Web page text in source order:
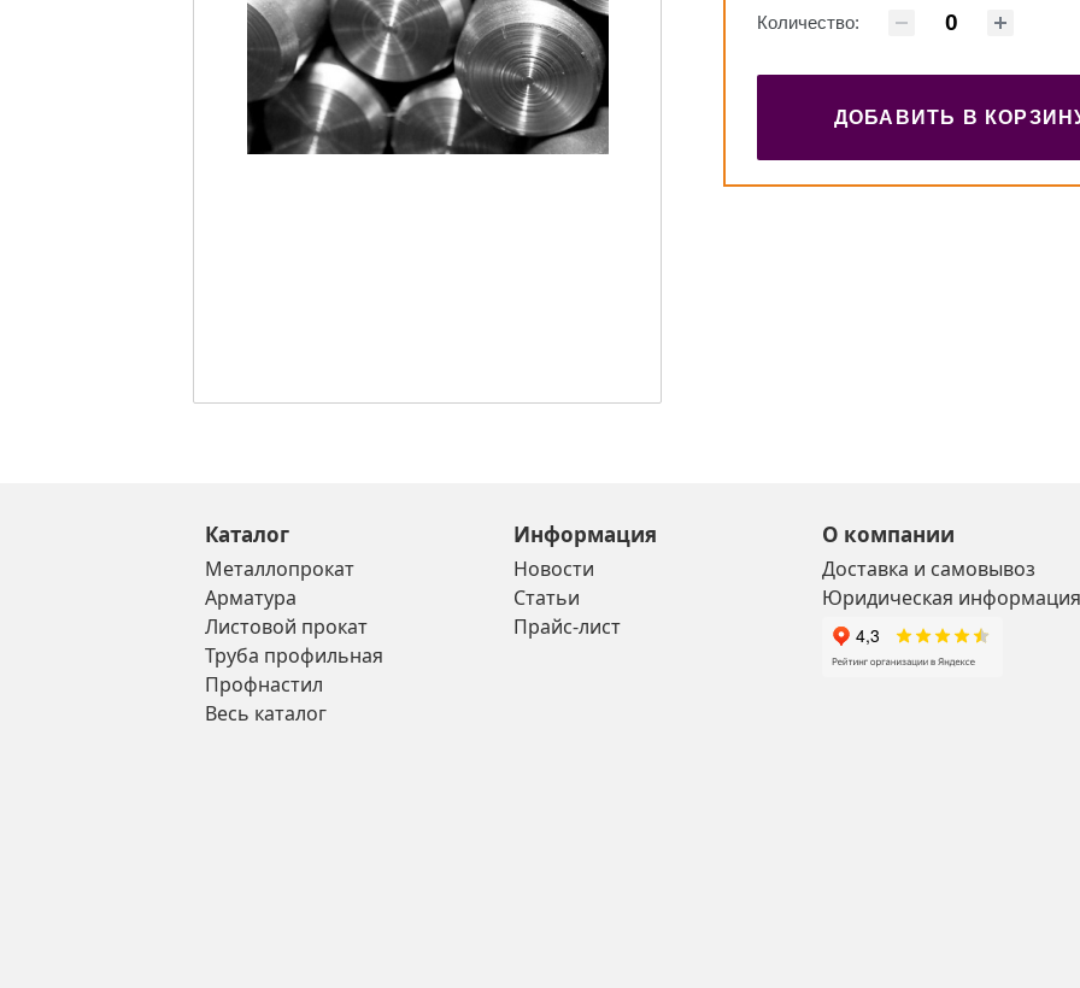
Количество:
ДОБАВИТЬ В
Каталог
Металлопрокат
Арматура
Листовой прокат
Труба профильная
Профнастил
Весь каталог
Информация
Новости
Статьи
Прайс-лист
О компании
Доставка и самовывоз
Юридическая информация